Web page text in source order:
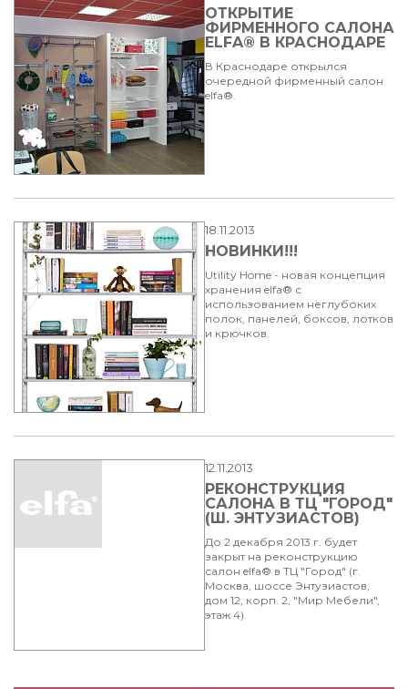
ОТКРЫТИЕ
ФИРМЕННОГО САЛОНА
ELFA® В КРАСНОДАРЕ
В Краснодаре открылся
очередной фирменный салон
elfa®.
18.11.2013
НОВИНКИ!!!
Utility Home - новая концепция
хранения elfa® с
использованием неглубоких
полок, панелей, боксов, лотков
и крючков.
12.11.2013
РЕКОНСТРУКЦИЯ
САЛОНА В ТЦ "ГОРОД"
(Ш. ЭНТУЗИАСТОВ)
До 2 декабря 2013 г. будет
закрыт на реконструкцию
салон elfa® в ТЦ "Город" (г.
Москва, шоссе Энтузиастов,
дом 12, корп. 2, "Мир Мебели",
этаж 4).